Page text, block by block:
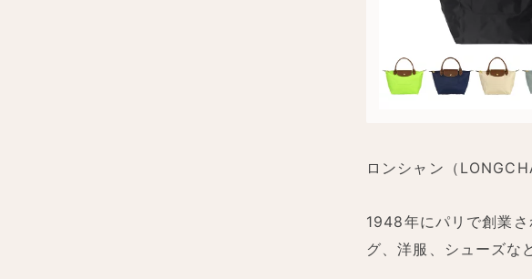
ロンシャン（
1948年にパリで創業
グ、洋服、シューズな